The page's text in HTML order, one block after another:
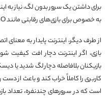
برای داشتن یک سرور بدون لگ، نیاز به
به خصوص برای بازی‌های رقابتی مانند CS:GO بسیار مهم است.
از طرف دیگر، اینترنت پایدار به
بازی، اگر اینترنت دچار افت
بازیکنان بلافاصله دچار لگ شدید یا
کاربری را کاملاً خراب کند و باعث از
است که در سرورهای چندنفره، تعداد